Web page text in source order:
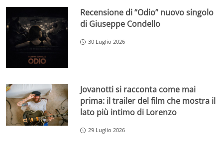
Recensione di “Odio” nuovo singolo
di Giuseppe Condello
30 Luglio 2026
Jovanotti si racconta come mai
prima: il trailer del film che mostra il
lato più intimo di Lorenzo
29 Luglio 2026